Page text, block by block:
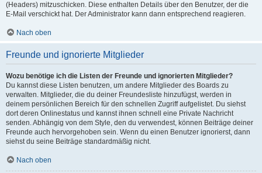
(Headers) mitzuschicken. Diese enthalten Details über den Benutzer, der die
E-Mail verschickt hat. Der Administrator kann dann entsprechend reagieren.
Nach oben
Freunde und ignorierte Mitglieder
Wozu benötige ich die Listen der Freunde und ignorierten Mitglieder?
Du kannst diese Listen benutzen, um andere Mitglieder des Boards zu
verwalten. Mitglieder, die du deiner Freundesliste hinzufügst, werden in
deinem persönlichen Bereich für den schnellen Zugriff aufgelistet. Du siehst
dort deren Onlinestatus und kannst ihnen schnell eine Private Nachricht
senden. Abhängig von dem Style, den du verwendest, können Beiträge deiner
Freunde auch hervorgehoben sein. Wenn du einen Benutzer ignorierst, dann
siehst du seine Beiträge standardmäßig nicht.
Nach oben